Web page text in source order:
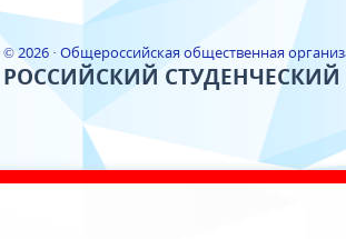
© 2026 · Общероссийская общественная
РОССИЙСКИЙ